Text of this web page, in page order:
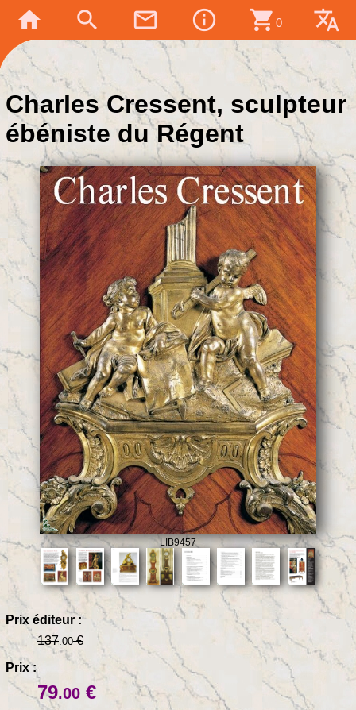
home search mail_outline info_outline shopping_cart 0 translate
Charles Cressent, sculpteur
ébéniste du Régent
LIB9457
Prix éditeur :
137.00€
Prix :
79.00 €